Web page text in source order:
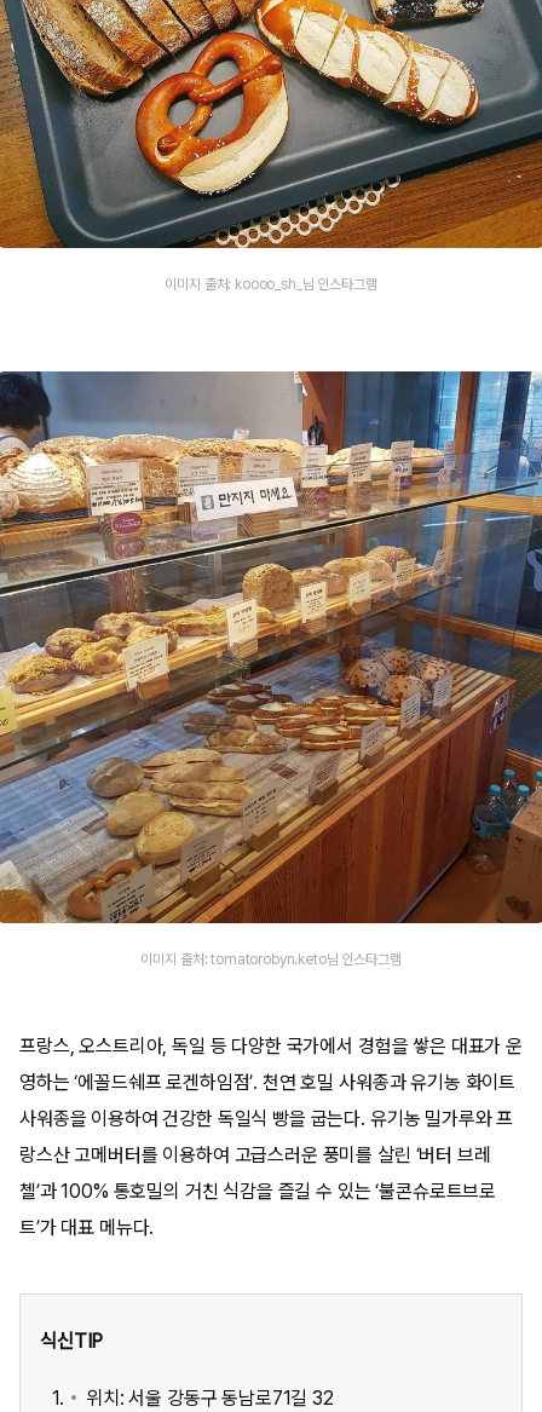
이미지 출처: koooo_sh_님 인스타그램
이미지 출처: tomatorobyn.keto님 인스타그램
프랑스, 오스트리아, 독일 등 다양한 국가에서 경험을 쌓은 대표가 운
영하는 ‘에꼴드쉐프 로겐하임점’. 천연 호밀 사워종과 유기농 화이트
사워종을 이용하여 건강한 독일식 빵을 굽는다. 유기농 밀가루와 프
랑스산 고메버터를 이용하여 고급스러운 풍미를 살린 ‘버터 브레
첼’과 100% 통호밀의 거친 식감을 즐길 수 있는 ‘불콘슈로트브로
트’가 대표 메뉴다.
식신TIP
위치: 서울 강동구 동남로71길 32